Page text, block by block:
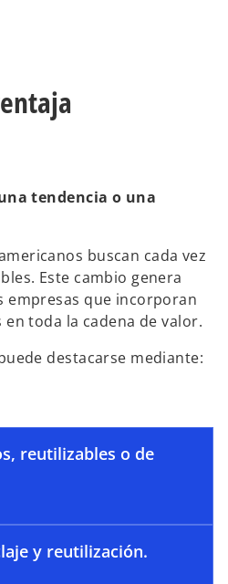
tendencia o una
buscan cada vez
Este cambio genera
empresas que incorporan
toda la cadena de valor.
destacarse mediante:
reutilizables o de
y reutilización.